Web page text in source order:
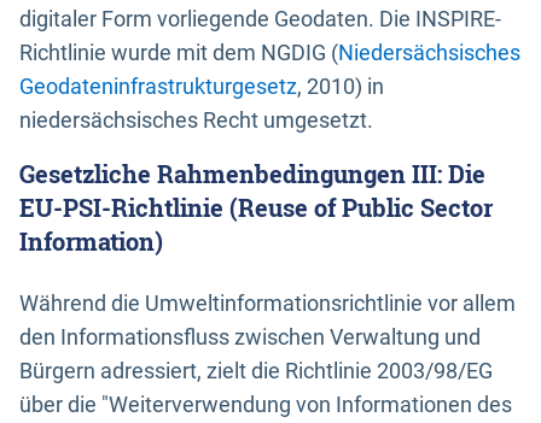
digitaler Form vorliegende Geodaten. Die INSPIRE-
Richtlinie wurde mit dem NGDIG (Niedersächsisches
Geodateninfrastrukturgesetz, 2010) in
niedersächsisches Recht umgesetzt.
Gesetzliche Rahmenbedingungen III: Die
EU-PSI-Richtlinie (Reuse of Public Sector
Information)
Während die Umweltinformationsrichtlinie vor allem
den Informationsfluss zwischen Verwaltung und
Bürgern adressiert, zielt die Richtlinie 2003/98/EG
über die "Weiterverwendung von Informationen des